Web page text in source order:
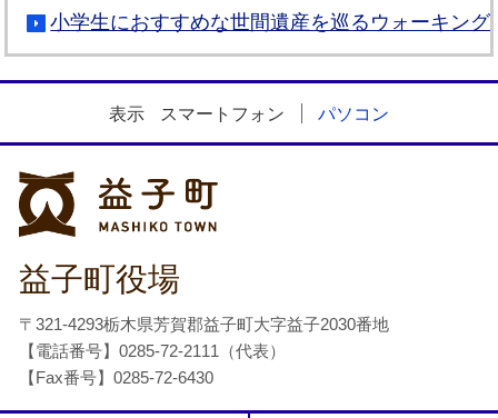
小学生におすすめな世間遺産を巡るウォーキング
表示 スマートフォン パソコン
益子町役場
〒321-4293栃木県芳賀郡益子町大字益子2030番地
【電話番号】0285-72-2111（代表）
【Fax番号】0285-72-6430